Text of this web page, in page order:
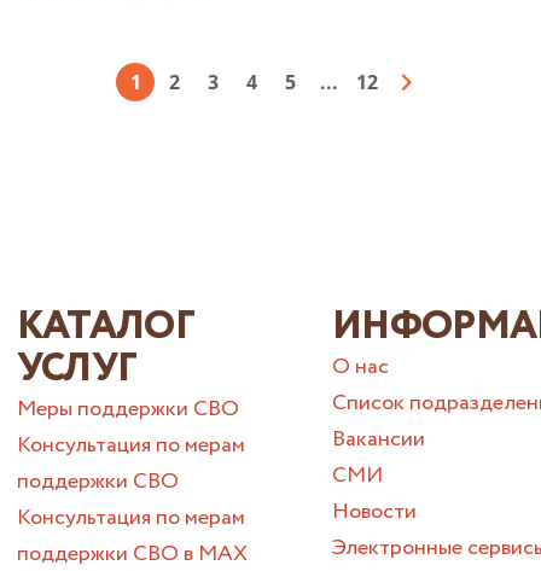
1 2 3 4 5 ... 12
КАТАЛОГ
УСЛУГ
Меры поддержки СВО
Консультация по мерам
поддержки СВО
Консультация по мерам
поддержки СВО в МАХ
О нас
Список
Вакансии
СМИ
Новости
Электронные